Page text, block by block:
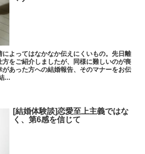
よってはなかなか伝えにくいもの。先日離
をご紹介しましたが、同様に難しいのが喪
あった方への結婚報告、そのマナーをお伝
...
[結婚体験談]恋愛至上主義ではな
く、第6感を信じて